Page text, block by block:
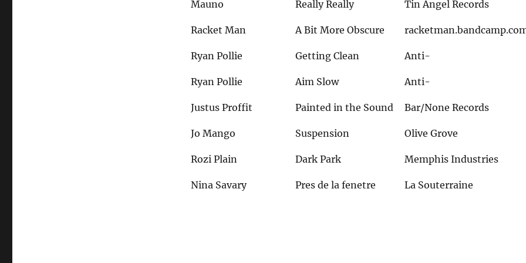
Mauno Really Really Tin Angel Records
Racket Man A Bit More Obscure
Ryan Pollie Getting Clean Anti-
Ryan Pollie Aim Slow Anti-
Justus Proffit Painted in the Sound Bar/None Records
Jo Mango Suspension Olive Grove
Rozi Plain Dark Park Memphis Industries
Nina Savary Pres de la fenetre La Souterraine